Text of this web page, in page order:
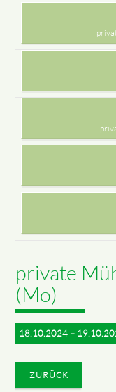
private
(Mo)
18.10.2024 –
ZURÜCK